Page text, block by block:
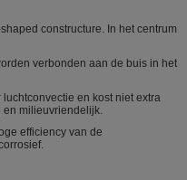
constructure. In het centrum
verbonden aan de buis in het
en kost niet extra
en milieuvriendelijk.
efficiency van de